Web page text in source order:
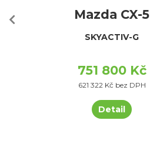
Mazda CX-5
SKYACTIV-G
751 800 Kč
621 322 Kč bez DPH
Detail